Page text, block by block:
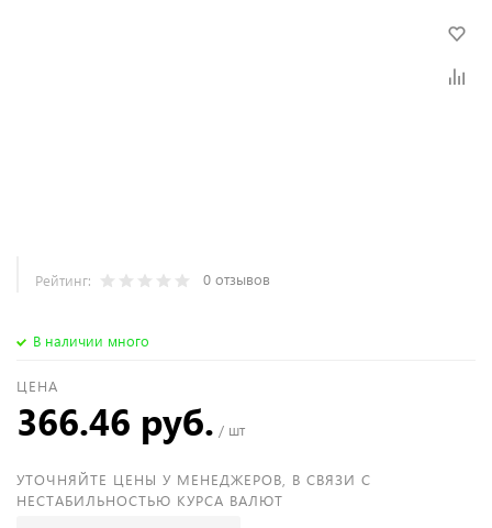
Рейтинг: 0 отзывов
В наличии много
ЦЕНА
366.46 руб. / шт
УТОЧНЯЙТЕ ЦЕНЫ У МЕНЕДЖЕРОВ, В СВЯЗИ С
НЕСТАБИЛЬНОСТЬЮ КУРСА ВАЛЮТ